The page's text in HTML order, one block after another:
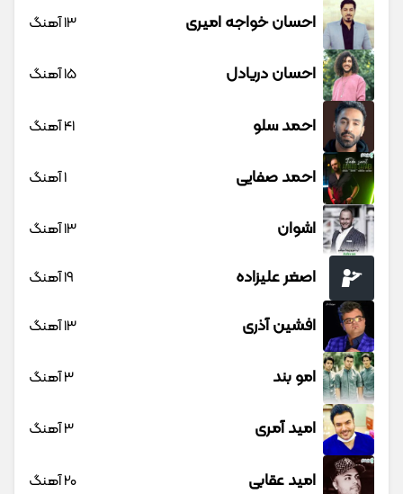
احسان خواجه امیری 13 آهنگ
احسان دریادل 15 آهنگ
احمد سلو 41 آهنگ
احمد صفایی 1 آهنگ
اشوان 13 آهنگ
اصغر علیزاده 19 آهنگ
افشین آذری 13 آهنگ
امو بند 3 آهنگ
امید آمری 3 آهنگ
امید عقابی 20 آهنگ